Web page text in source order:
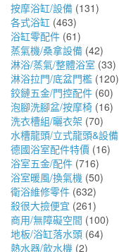
按摩浴缸/設備 (131)
各式浴缸 (463)
浴缸零配件 (61)
蒸氣機/桑拿設備 (42)
淋浴/蒸氣/整體浴室 (33)
淋浴拉門/底盆門檻 (120)
鉸鏈五金/門控配件 (60)
泡腳洗腳盆/按摩椅 (16)
洗衣槽組/曬衣架 (70)
水槽龍頭/立式龍頭&設備
德國浴室配件特價 (16)
浴室五金/配件 (716)
浴室暖風/換氣機 (50)
衛浴維修零件 (632)
殺很大撿便宜 (261)
商用/無障礙空間 (100)
地板/浴缸落水頭 (64)
熱水器/飲水機 (2)